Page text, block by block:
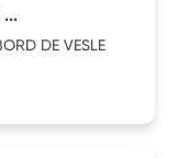
DE VESLE